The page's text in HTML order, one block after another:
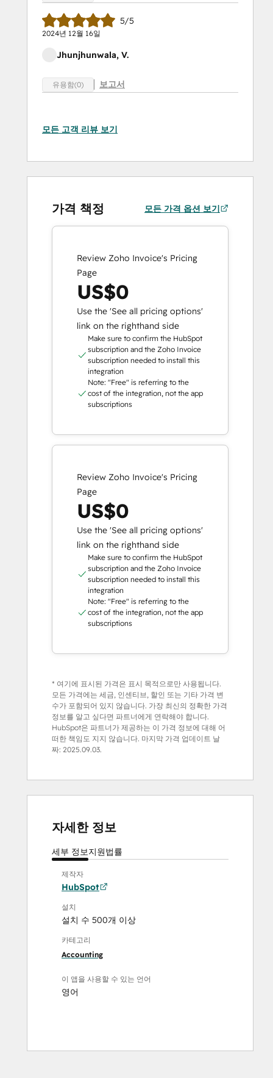
5/5
2024년 12월 16일
Jhunjhunwala, V.
유용함(0) 보고서
모든 고객 리뷰 보기
가격 책정 모든 가격 옵션 보기
Review Zoho Invoice's Pricing
Page
US$0
Use the 'See all pricing options'
link on the righthand side
Make sure to confirm the HubSpot
subscription and the Zoho Invoice
subscription needed to install this
integration
Note: "Free" is referring to the
cost of the integration, not the app
subscriptions
Review Zoho Invoice's Pricing
Page
US$0
Use the 'See all pricing options'
link on the righthand side
Make sure to confirm the HubSpot
subscription and the Zoho Invoice
subscription needed to install this
integration
Note: "Free" is referring to the
cost of the integration, not the app
subscriptions
* 여기에 표시된 가격은 표시 목적으로만 사용됩니다.
모든 가격에는 세금, 인센티브, 할인 또는 기타 가격 변
수가 포함되어 있지 않습니다. 가장 최신의 정확한 가격
정보를 알고 싶다면 파트너에게 연락해야 합니다.
HubSpot은 파트너가 제공하는 이 가격 정보에 대해 어
떠한 책임도 지지 않습니다. 마지막 가격 업데이트 날
짜: 2025.09.03.
자세한 정보
세부 정보지원법률
제작자
HubSpot
설치
설치 수 500개 이상
카테고리
Accounting
이 앱을 사용할 수 있는 언어
영어